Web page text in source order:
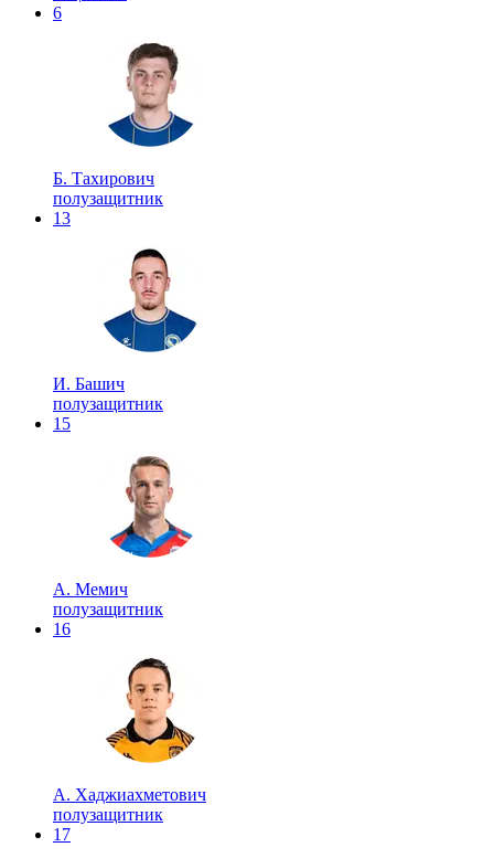
6
Б. Тахирович
полузащитник
13
И. Башич
полузащитник
15
А. Мемич
полузащитник
16
А. Хаджиахметович
полузащитник
17